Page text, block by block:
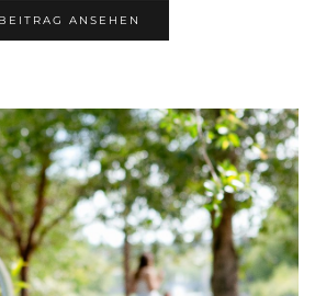
BEITRAG ANSEHEN